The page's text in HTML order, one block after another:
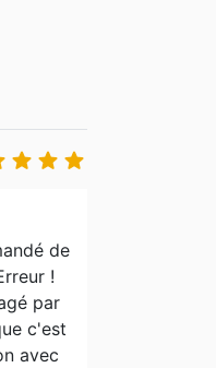
  
de
!
par
c'est
avec